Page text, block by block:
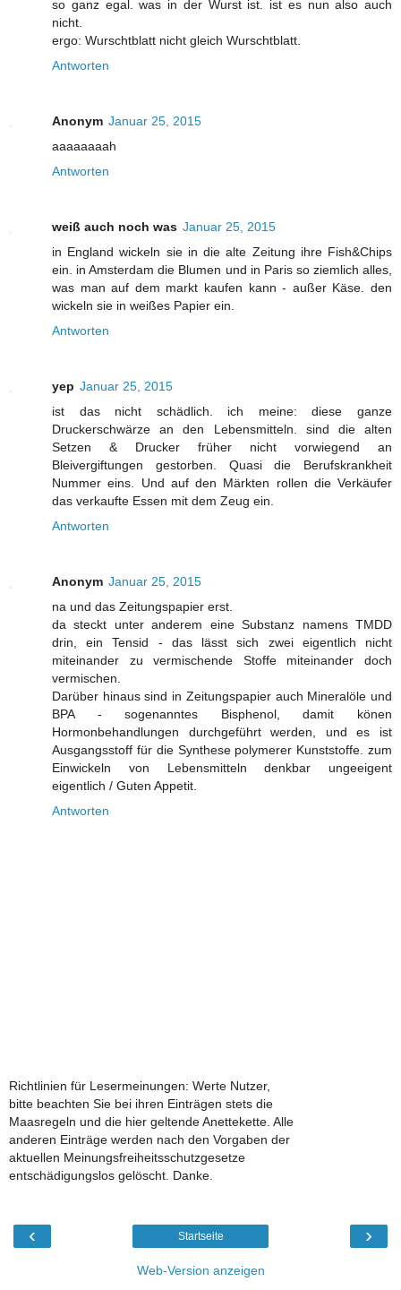
so ganz egal. was in der Wurst ist. ist es nun also auch
nicht.
ergo: Wurschtblatt nicht gleich Wurschtblatt.
Antworten
Anonym Januar 25, 2015
aaaaaaaah
Antworten
weiß auch noch was Januar 25, 2015
in England wickeln sie in die alte Zeitung ihre Fish&Chips
ein. in Amsterdam die Blumen und in Paris so ziemlich alles,
was man auf dem markt kaufen kann - außer Käse. den
wickeln sie in weißes Papier ein.
Antworten
yep Januar 25, 2015
ist das nicht schädlich. ich meine: diese ganze
Druckerschwärze an den Lebensmitteln. sind die alten
Setzen & Drucker früher nicht vorwiegend an
Bleivergiftungen gestorben. Quasi die Berufskrankheit
Nummer eins. Und auf den Märkten rollen die Verkäufer
das verkaufte Essen mit dem Zeug ein.
Antworten
Anonym Januar 25, 2015
na und das Zeitungspapier erst.
da steckt unter anderem eine Substanz namens TMDD
drin, ein Tensid - das lässt sich zwei eigentlich nicht
miteinander zu vermischende Stoffe miteinander doch
vermischen.
Darüber hinaus sind in Zeitungspapier auch Mineralöle und
BPA - sogenanntes Bisphenol, damit könen
Hormonbehandlungen durchgeführt werden, und es ist
Ausgangsstoff für die Synthese polymerer Kunststoffe. zum
Einwickeln von Lebensmitteln denkbar ungeeigent
eigentlich / Guten Appetit.
Antworten
Richtlinien für Lesermeinungen: Werte Nutzer,
bitte beachten Sie bei ihren Einträgen stets die
Maasregeln und die hier geltende Anettekette. Alle
anderen Einträge werden nach den Vorgaben der
aktuellen Meinungsfreiheitsschutzgesetze
entschädigungslos gelöscht. Danke.
‹ ›
Startseite
Web-Version anzeigen